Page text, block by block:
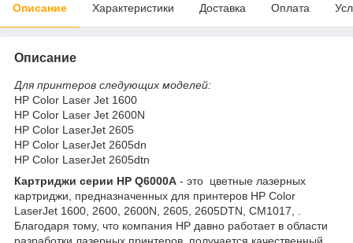
Описание Характеристики Доставка Оплата
Описание
Для принтеров следующих моделей:
HP Color Laser Jet 1600
HP Color Laser Jet 2600N
HP Color LaserJet 2605
HP Color LaserJet 2605dn
HP Color LaserJet 2605dtn
Картриджи серии HP Q6000A - это цветные лазерных
картриджи, предназначенных для принтеров HP Color
LaserJet 1600, 2600, 2600N, 2605, 2605DTN, CM1017, .
Благодаря тому, что компания HP давно работает в области
разработки лазерных принтеров, получается качественный